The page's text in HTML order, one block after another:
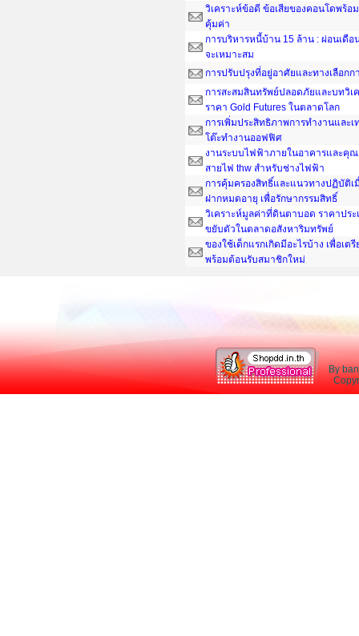
วิเคราะห์ข้อดี ข้อเสียของคอนโดพร้อ
คุ้มค่า
การบริหารหนี้บ้าน 15 ล้าน : ผ่อนเดือ
จะเหมาะสม
การปรับปรุงที่อยู่อาศัยและทางเลือก
การสะสมสินทรัพย์ปลอดภัยและบทวิเ
ราคา Gold Futures ในตลาดโลก
การเพิ่มประสิทธิภาพการทำงานและ
โต๊ะทํางานออฟฟิศ
งานระบบไฟฟ้าภายในอาคารและคุ
สายไฟ thw สำหรับช่างไฟฟ้า
การคุ้มครองสิทธิ์และแนวทางปฏิบัติ
ฝากหมดอายุ เพื่อรักษากรรมสิทธิ์
วิเคราะห์มูลค่าที่ดินตาบอด ราคาประ
ขยับตัวในตลาดอสังหาริมทรัพย์
ของใช้เด็กแรกเกิดมีอะไรบ้าง เพื่อเต
พร้อมต้อนรับสมาชิกใหม่
By